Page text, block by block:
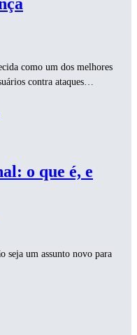
como um dos melhores
contra ataques…
o que é, e
seja um assunto novo para